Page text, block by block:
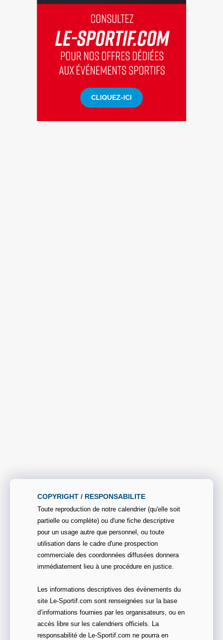
COPYRIGHT / RESPONSABILITE
Toute reproduction de notre calendrier (qu'elle soit
partielle ou complète) ou d'une fiche descriptive
pour un usage autre que personnel, ou toute
utilisation dans le cadre d'une prospection
commerciale des coordonnées diffusées donnera
immédiatement lieu à une procédure en justice.
Les informations descriptives des évènements du
site Le-Sportif.com sont renseignées sur la base
d’informations fournies par les organisateurs, ou en
accès libre sur les calendriers officiels. La
responsabilité de Le-Sportif.com ne pourra en